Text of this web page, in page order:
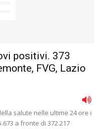
positivi. 373
FVG, Lazio
salute nelle ultime 24 ore i
a fronte di 372.217